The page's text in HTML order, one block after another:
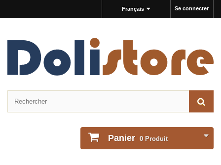
Se connecter
Français
Panier 0 Produit